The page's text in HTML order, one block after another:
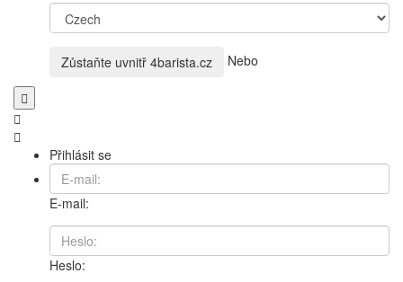
Zůstaňte uvnitř 4barista.cz Nebo
Přihlásit se
E-mail:
Heslo: